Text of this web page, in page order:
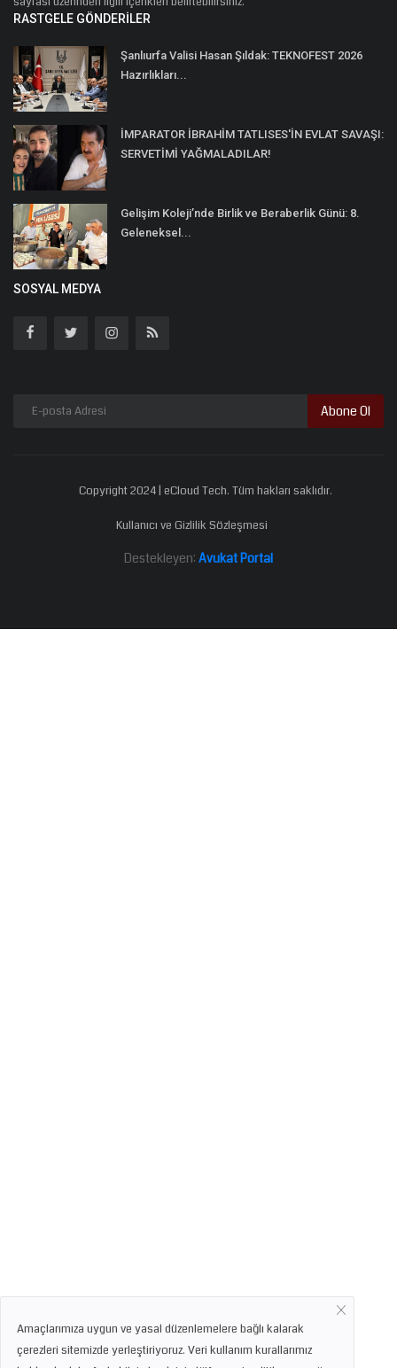
RASTGELE GÖNDERILER
Şanlıurfa Valisi Hasan Şıldak: TEKNOFEST 2026
Hazırlıkları...
İMPARATOR İBRAHİM TATLISES'İN EVLAT SAVAŞI:
SERVETİMİ YAĞMALADILAR!
Gelişim Koleji’nde Birlik ve Beraberlik Günü: 8.
Geleneksel...
SOSYAL MEDYA
Abone Ol
Copyright 2024 | eCloud Tech. Tüm hakları saklıdır.
Kullanıcı ve Gizlilik Sözleşmesi
Destekleyen: Avukat Portal
Amaçlarımıza uygun ve yasal düzenlemelere bağlı kalarak
çerezleri sitemizde yerleştiriyoruz. Veri kullanım kurallarımız